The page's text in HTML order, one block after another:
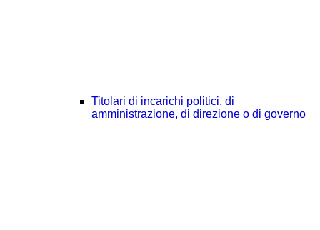
Titolari di incarichi politici, di
amministrazione, di direzione o di governo